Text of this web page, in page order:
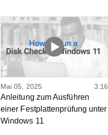
Mai 05, 2025 3:16
Anleitung zum Ausführen
einer Festplattenprüfung unter
Windows 11